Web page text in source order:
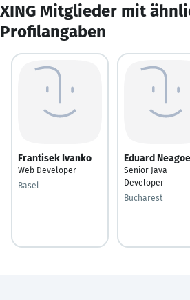
XING Mitglieder mit
Profilangaben
Frantisek Ivanko
Web Developer
Basel
Eduard Neagoe
Senior Java
Developer
Bucharest